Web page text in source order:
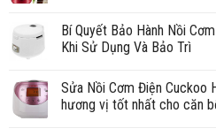
Bí Quyết Bảo Hành Nồi
Khi Sử Dụng Và Bảo Trì
Sửa Nồi Cơm Điện Cuckoo
hương vị tốt nhất cho căn